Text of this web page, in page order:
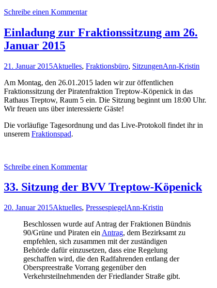
Schreibe einen Kommentar
Einladung zur Fraktionssitzung am 26.
Januar 2015
21. Januar 2015Aktuelles, Fraktionsbüro, SitzungenAnn-Kristin
Am Montag, den 26.01.2015 laden wir zur öffentlichen
Fraktionssitzung der Piratenfraktion Treptow-Köpenick in das
Rathaus Treptow, Raum 5 ein. Die Sitzung beginnt um 18:00 Uhr.
Wir freuen uns über interessierte Gäste!
Die vorläufige Tagesordnung und das Live-Protokoll findet ihr in
unserem Fraktionspad.
Schreibe einen Kommentar
33. Sitzung der BVV Treptow-Köpenick
20. Januar 2015Aktuelles, PressespiegelAnn-Kristin
Beschlossen wurde auf Antrag der Fraktionen Bündnis
90/Grüne und Piraten ein Antrag, dem Bezirksamt zu
empfehlen, sich zusammen mit der zuständigen
Behörde dafür einzusetzen, dass eine Regelung
geschaffen wird, die den Radfahrenden entlang der
Oberspreestraße Vorrang gegenüber den
Verkehrsteilnehmenden der Friedlander Straße gibt.